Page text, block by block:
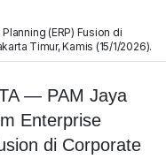
(ERP) Fusion di
Timur, Kamis (15/1/2026).
— PAM Jaya
Enterprise
di Corporate